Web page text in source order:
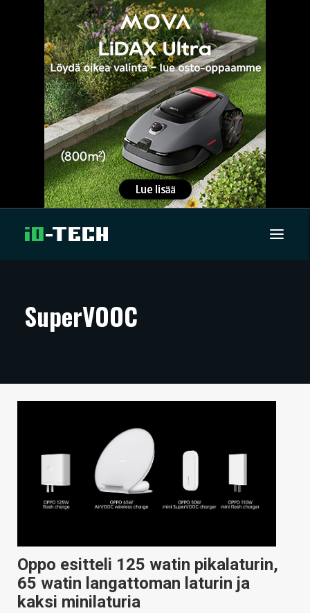
ARTIKKELIT
TECHBBS
VAIHDA TEEMA
HAKU
SuperVOOC
Oppo esitteli 125 watin pikalaturin,
65 watin langattoman laturin ja
kaksi minilaturia